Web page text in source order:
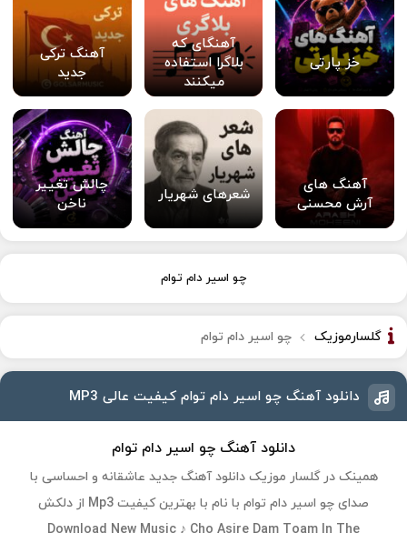
خز پارتی
آهنگای که
بلاگرا استفاده
میکنند
آهنگ ترکی
جدید
آهنگ های
آرش محسنی
شعرهای شهریار
چالش تغییر
ناخن
چو اسیر دام توام
گلسارموزیک چو اسیر دام توام
دانلود آهنگ چو اسیر دام توام کیفیت عالی MP3
دانلود آهنگ چو اسیر دام توام
همینک در گلسار موزیک دانلود آهنگ جدید عاشقانه و احساسی با
صدای چو اسیر دام توام با نام با بهترین کیفیت Mp3 از دلکش
Download New Music ♪ Cho Asire Dam Toam In The